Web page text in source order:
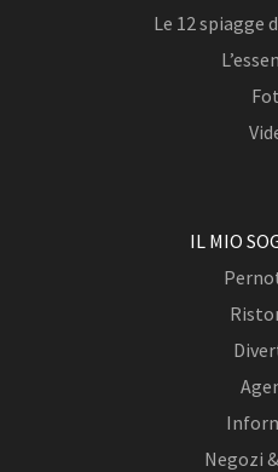
Le 12 spiagge
IL MIO
Negozi